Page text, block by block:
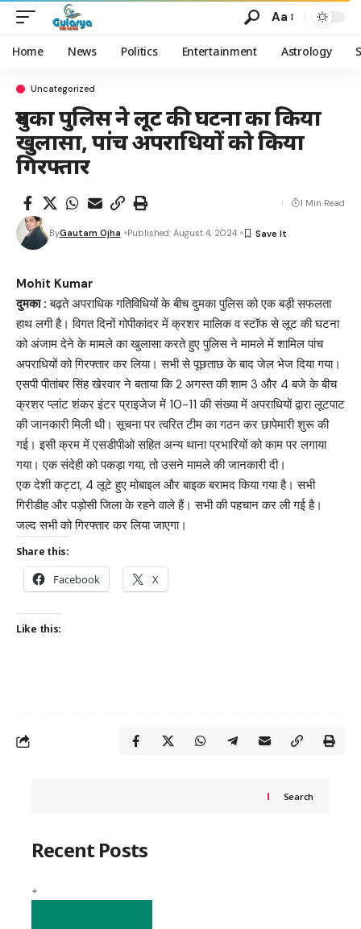
Aa
Home News Politics Entertainment Astrology
Uncategorized
दुमका पुलिस ने लूट की घटना का किया
खुलासा, पांच अपराधियों को किया
गिरफ्तार
ByGautam Ojha Published: August 4, 2024
1 Min Read
Mohit Kumar
दुमका : बढ़ते अपराधिक गतिविधियों के बीच दुमका पुलिस को एक बड़ी सफलता
हाथ लगी है। विगत दिनों गोपीकांदर में क्रशर मालिक व स्टॉफ से लूट की घटना
को अंजाम देने के मामले का खुलासा करते हुए पुलिस ने मामले में शामिल पांच
अपराधियों को गिरफ्तार कर लिया। सभी से पूछताछ के बाद जेल भेज दिया गया।
एसपी पीतांबर सिंह खेरवार ने बताया कि 2 अगस्त की शाम 3 और 4 बजे के बीच
क्रशर प्लांट शंकर इंटर प्राइजेज में 10-11 की संख्या में अपराधियों द्वारा लूटपाट
की जानकारी मिली थी। सूचना पर त्वरित टीम का गठन कर छापेमारी शुरू की
गई। इसी क्रम में एसडीपीओ सहित अन्य थाना प्रभारियों को काम पर लगाया
गया। एक संदेही को पकड़ा गया, तो उसने मामले की जानकारी दी।
एक देशी कट्टा, 4 लूटे हुए मोबाइल और बाइक बरामद किया गया है। सभी
गिरीडीह और पड़ोसी जिला के रहने वाले हैं। सभी की पहचान कर ली गई है।
जल्द सभी को गिरफ्तार कर लिया जाएगा।
Share this:
Facebook X
Like this:
Search
Recent Posts